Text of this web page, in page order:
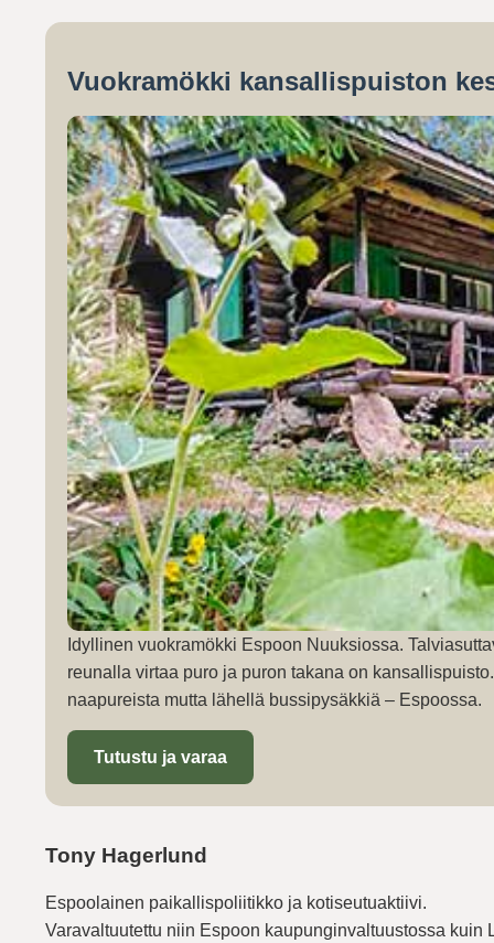
Vuokramökki kansallispuiston
Idyllinen vuokramökki Espoon Nuuksiossa.
reunalla virtaa puro ja puron takana on
naapureista mutta lähellä bussipysäkkiä – Espoossa.
Tutustu ja varaa
Tony Hagerlund
Espoolainen paikallispoliitikko ja kotiseutuaktiivi.
Varavaltuutettu niin Espoon kaupunginvaltuustossa